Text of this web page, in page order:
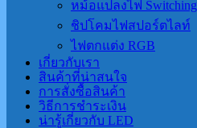
หม้อแปลงไฟ Switching
ชิปโคมไฟสปอร์ตไลท์
ไฟตกแต่ง RGB
เกี่ยวกับเรา
สินค้าที่น่าสนใจ
การสั่งซื้อสินค้า
วิธีการชำระเงิน
น่ารู้เกี่ยวกับ LED